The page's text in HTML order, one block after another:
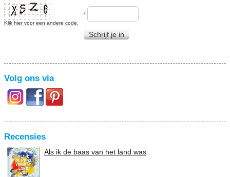
Klik hier voor een andere code.
*
Schrijf je in
Volg ons via
Recensies
Als ik de baas van het land was